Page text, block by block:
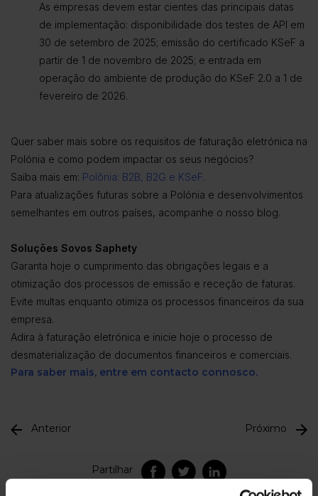
As empresas devem estar cientes das principais datas
de implementação: disponibilidade dos testes de API em
30 de setembro de 2025; emissão do certificado KSeF a
partir de 1 de novembro de 2025; e entrada em
operação do ambiente de produção do KSeF 2.0 a 1 de
fevereiro de 2026.
Quer saber mais sobre os requisitos de faturação eletrónica na
Polónia e como podem impactar os seus negócios?
Saiba mais em: Polônia: B2B, B2G e KSeF.
Para atualizações futuras sobre a Polónia e desenvolvimentos
semelhantes em outros países, acompanhe o nosso blog.
Soluções Sovos Saphety
Garanta hoje o cumprimento das obrigações legais e a
otimização dos processos de emissão e receção de faturas.
Evite multas enquanto otimiza os processos financeiros da sua
empresa.
Adira à faturação eletrónica e inicie hoje o processo de
desmaterialização de documentos financeiros e comerciais.
Para saber mais, entre em contacto connosco.
Anterior
Partilhar
Próximo